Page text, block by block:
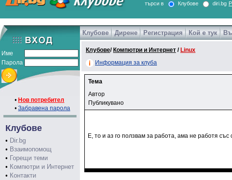
търси в Клубове diri.bg
Име
Парола
• Нов потребител
• Забравена парола
Клубове
• Dir.bg
• Взаимопомощ
• Горещи теми
• Компютри и Интернет
• Контакти
Клубове Дирене Регистрация Кой е тук
Клубове/ Компютри и Интернет / Linux
Информация за клуба
Тема
Автор
Публикувано
Е, то и аз го ползвам за работа, ама не работя